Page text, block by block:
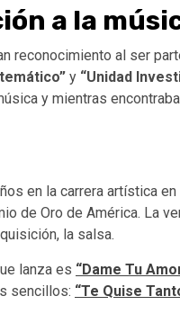
a la
reconocimiento al ser
y “Unidad
y mientras
en la carrera artística
de Oro de América. La
la salsa.
lanza es “Dame Tu
sencillos: “Te Quise